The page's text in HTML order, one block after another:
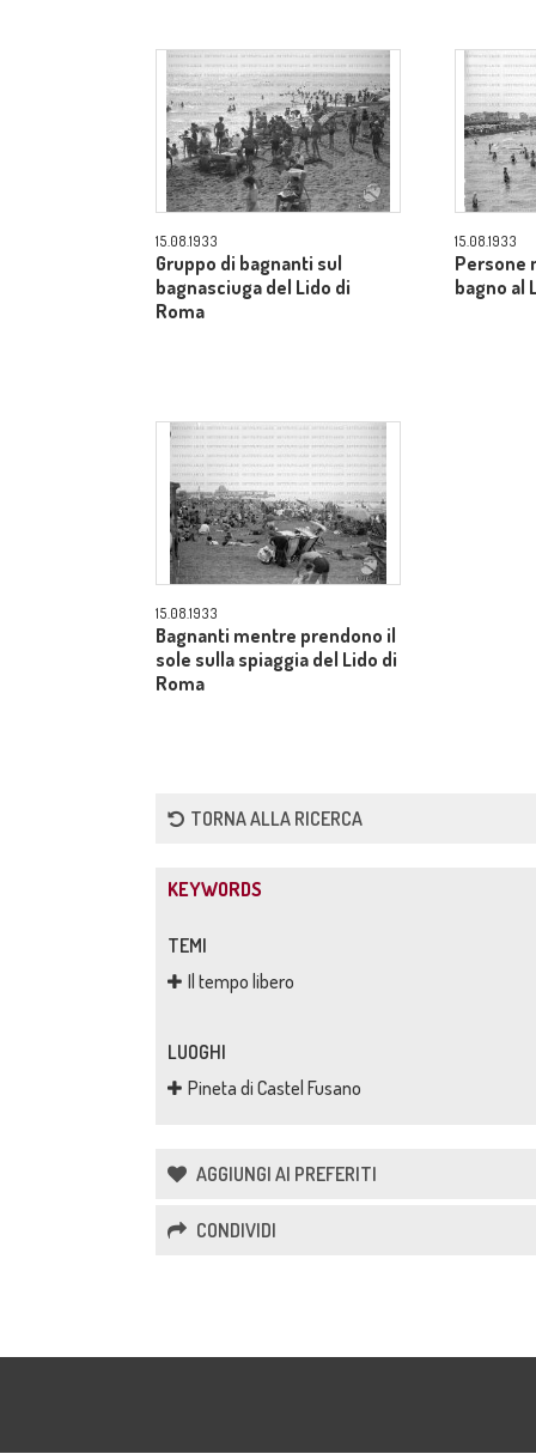
15.08.1933
Gruppo di bagnanti sul
bagnasciuga del Lido di
Roma
15.08.1933
Persone
bagno al
15.08.1933
Bagnanti mentre prendono il
sole sulla spiaggia del Lido di
Roma
TORNA ALLA RICERCA
KEYWORDS
TEMI
Il tempo libero
LUOGHI
Pineta di Castel Fusano
AGGIUNGI AI PREFERITI
CONDIVIDI